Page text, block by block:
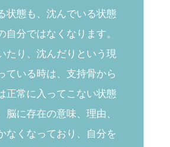
状態も、沈んでいる状態
自分ではなくなります。
たり、沈んだりという現
ている時は、支持骨から
正常に入ってこない状態
脳に存在の意味、理由、
なくなっており、自分を